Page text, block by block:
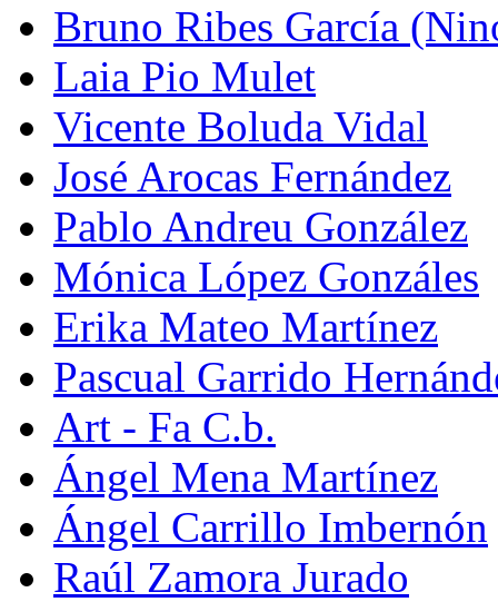
Bruno Ribes García
Laia Pio Mulet
Vicente Boluda Vidal
José Arocas Fernández
Pablo Andreu González
Mónica López Gonzáles
Erika Mateo Martínez
Pascual Garrido
Art - Fa C.b.
Ángel Mena Martínez
Ángel Carrillo Imbernón
Raúl Zamora Jurado